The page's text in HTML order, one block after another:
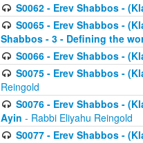
S0062 - Erev Shabbos -
S0065 - Erev Shabbos -
Shabbos - 3 - Defining the
S0066 - Erev Shabbos -
S0075 - Erev Shabbos -
Reingold
S0076 - Erev Shabbos -
Ayin - Rabbi Eliyahu Reingold
S0077 - Erev Shabbos -